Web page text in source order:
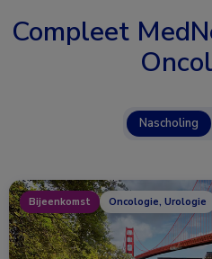
Compleet
Nascholing
Bijeenkomst Oncologie, Urologie